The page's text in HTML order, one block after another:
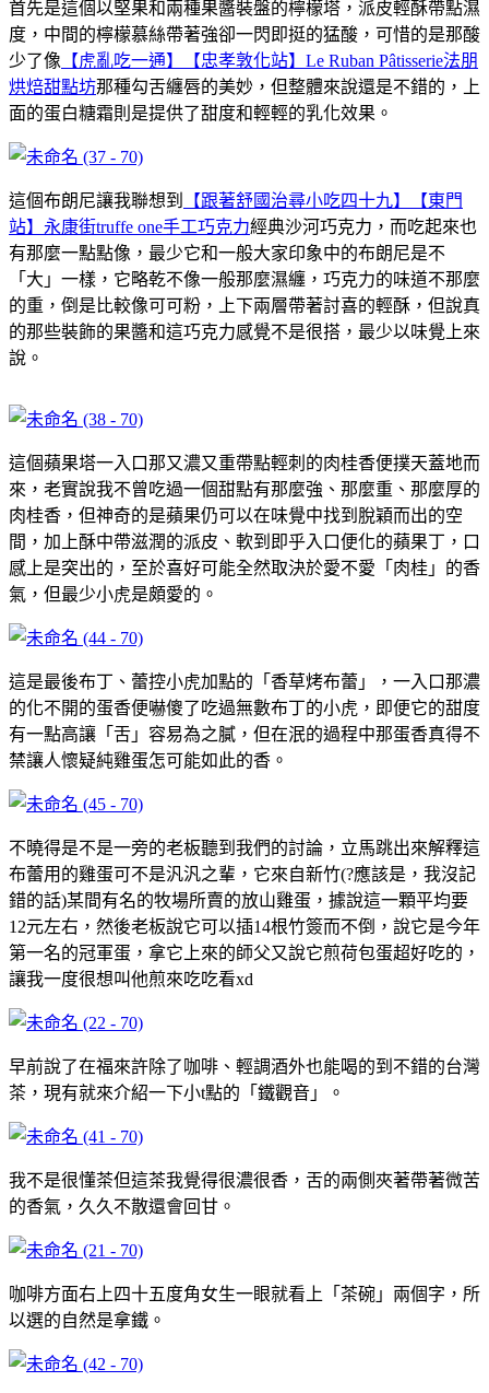
首先是這個以堅果和兩種果醬裝盤的檸檬塔，派皮輕酥帶點濕
度，中間的檸檬慕絲帶著強卻一閃即挺的猛酸，可惜的是那酸
少了像 【虎亂吃一通】【忠孝敦化站】Le Ruban Pâtisserie法朋
烘焙甜點坊那種勾舌纏唇的美妙，但整體來說還是不錯的，上
面的蛋白糖霜則是提供了甜度和輕輕的乳化效果。
這個布朗尼讓我聯想到
【跟著舒國治尋小吃四十九】【東門
站】永康街truffe one手工巧克力經典沙河巧克力，而吃起來也
有那麼一點點像，最少它和一般大家印象中的布朗尼是不
「大」一樣，它略乾不像一般那麼濕纏，巧克力的味道不那麼
的重，倒是比較像可可粉，上下兩層帶著討喜的輕酥，但說真
的那些裝飾的果醬和這巧克力感覺不是很搭，最少以味覺上來
說。
這個蘋果塔一入口那又濃又重帶點輕刺的肉桂香便撲天蓋地而
來，老實說我不曾吃過一個甜點有那麼強、那麼重、那麼厚的
肉桂香，但神奇的是蘋果仍可以在味覺中找到脫穎而出的空
間，加上酥中帶滋潤的派皮、軟到即乎入口便化的蘋果丁，口
感上是突出的，至於喜好可能全然取決於愛不愛「肉桂」的香
氣，但最少小虎是頗愛的。
這是最後布丁、蕾控小虎加點的「香草烤布蕾」，一入口那濃
的化不開的蛋香便嚇傻了吃過無數布丁的小虎，即便它的甜度
有一點高讓「舌」容易為之膩，但在泯的過程中那蛋香真得不
禁讓人懷疑純雞蛋怎可能如此的香。
不曉得是不是一旁的老板聽到我們的討論，立馬跳出來解釋這
布蕾用的雞蛋可不是汎汎之輩，它來自新竹(?應該是，我沒記
錯的話)某間有名的牧場所賣的放山雞蛋，據說這一顆平均要
12元左右，然後老板說它可以插14根竹簽而不倒，說它是今年
第一名的冠軍蛋，拿它上來的師父又說它煎荷包蛋超好吃的，
讓我一度很想叫他煎來吃吃看xd
早前說了在福來許除了咖啡、輕調酒外也能喝的到不錯的台灣
茶，現有就來介紹一下小t點的「鐵觀音」。
我不是很懂茶但這茶我覺得很濃很香，舌的兩側夾著帶著微苦
的香氣，久久不散還會回甘。
咖啡方面右上四十五度角女生一眼就看上「茶碗」兩個字，所
以選的自然是拿鐵。